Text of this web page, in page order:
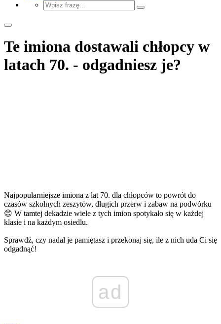
Te imiona dostawali chłopcy w
latach 70. - odgadniesz je?
Najpopularniejsze imiona z lat 70. dla chłopców to powrót do
czasów szkolnych zeszytów, długich przerw i zabaw na podwórku
😊 W tamtej dekadzie wiele z tych imion spotykało się w każdej
klasie i na każdym osiedlu.
Sprawdź, czy nadal je pamiętasz i przekonaj się, ile z nich uda Ci się
odgadnąć!
ad